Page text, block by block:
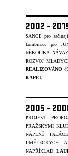
2002 -
ŠANCE pro
kombinace pro
NĚKOLIKA
ROZVOJ
REALIZOVÁNO
KAPEL
2005 -
PROJEKT
PRAŽSKÝMI
NÁPLNĚ
UMĚLECKÝCH
NAPŘÍKLAD: